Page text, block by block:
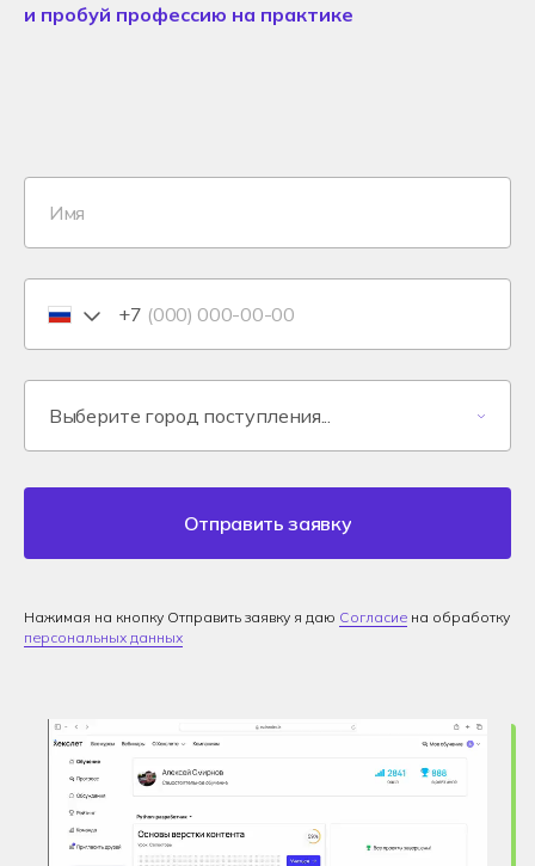
и пробуй профессию на практике
+7
Отправить заявку
Нажимая на кнопку Отправить заявку я даю Согласие на обработку
персональных данных